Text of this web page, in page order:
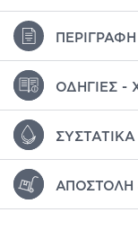
ΠΕΡΙΓΡΑΦΉ
ΟΔΗΓΊΕΣ -
ΣΥΣΤΑΤΙΚΆ
ΑΠΟΣΤΟΛΉ